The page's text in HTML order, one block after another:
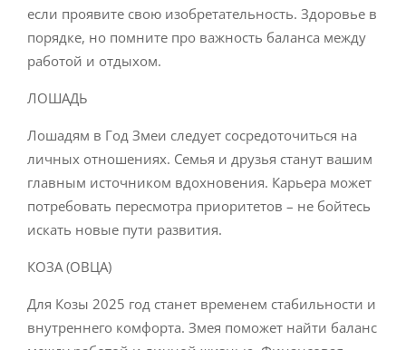
если проявите свою изобретательность. Здоровье в
порядке, но помните про важность баланса между
работой и отдыхом.
ЛОШАДЬ
Лошадям в Год Змеи следует сосредоточиться на
личных отношениях. Семья и друзья станут вашим
главным источником вдохновения. Карьера может
потребовать пересмотра приоритетов – не бойтесь
искать новые пути развития.
КОЗА (ОВЦА)
Для Козы 2025 год станет временем стабильности и
внутреннего комфорта. Змея поможет найти баланс